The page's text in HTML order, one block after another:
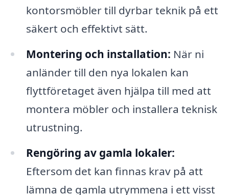
kontorsmöbler till dyrbar teknik på ett
säkert och effektivt sätt.
Montering och installation: När ni
anländer till den nya lokalen kan
flyttföretaget även hjälpa till med att
montera möbler och installera teknisk
utrustning.
Rengöring av gamla lokaler:
Eftersom det kan finnas krav på att
lämna de gamla utrymmena i ett visst